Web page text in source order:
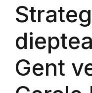
Gent